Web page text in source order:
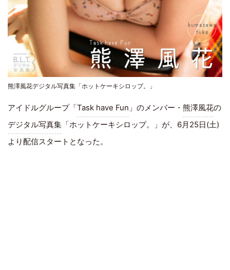
熊澤風花デジタル写真集「ホットケーキシロップ。」
アイドルグループ「Task have Fun 」のメンバー・ 熊澤風花の
デジタル写真集 「ホットケーキシロップ。」が、6月25日(土)
より配信スタートとなった。